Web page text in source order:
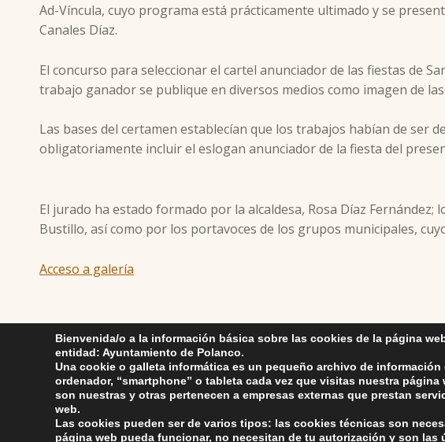
Ad-Víncula, cuyo programa está prácticamente ultimado y se
Canales Díaz.
El concurso para seleccionar el cartel anunciador de las fiestas de
trabajo ganador se publique en diversos medios como imagen de
Las bases del certamen establecían que los trabajos habían de ser
obligatoriamente incluir el eslogan anunciador de la fiesta del
El jurado ha estado formado por la alcaldesa, Rosa Díaz
Bustillo, así como por los portavoces de los grupos municipales,
Acceso a galería
Skip back to main navigation
Bienvenida/o a la información básica sobre las cookies de la página
entidad: Ayuntamiento de Polanco.
Una cookie o galleta informática es un pequeño archivo de información
ordenador, “smartphone” o tableta cada vez que visitas nuestra
son nuestras y otras pertenecen a empresas externas que prestan
web.
Las cookies pueden ser de varios tipos: las cookies técnicas son
página web pueda funcionar, no necesitan de tu autorización y son las